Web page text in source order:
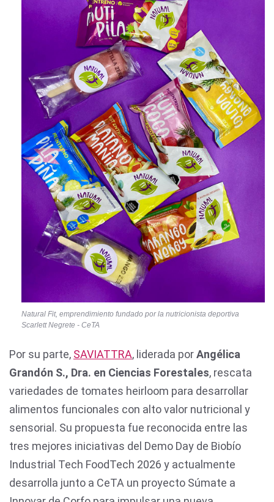
Natural Fit, emprendimiento fundado por la nutricionista deportiva
Scarlett Negrete - CeTA
Por su parte, SAVIATTRA, liderada porAngélica
Grandón S., Dra. en Ciencias Forestales, rescata
variedades de tomates heirloom para desarrollar
alimentos funcionales con alto valor nutricional y
sensorial. Su propuesta fue reconocida entre las
tres mejores iniciativas del Demo Day de Biobío
Industrial Tech FoodTech 2026 y actualmente
desarrolla junto a CeTA un proyecto Súmate a